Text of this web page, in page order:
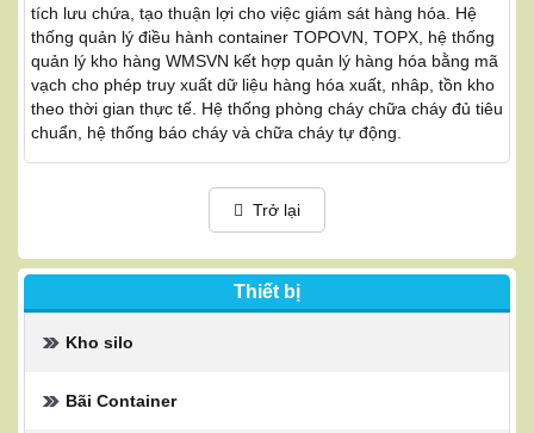
tích lưu chứa, tạo thuận lợi cho việc giám sát hàng hóa. Hệ
thống quản lý điều hành container TOPOVN, TOPX, hệ thống
quản lý kho hàng WMSVN kết hợp quản lý hàng hóa bằng mã
vạch cho phép truy xuất dữ liệu hàng hóa xuất, nhâp, tồn kho
theo thời gian thực tế. Hệ thống phòng cháy chữa cháy đủ tiêu
chuẩn, hệ thống báo cháy và chữa cháy tự động.
Trở lại
Thiết bị
Kho silo
Bãi Container